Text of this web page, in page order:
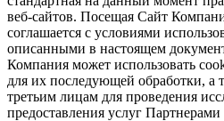
веб-сайтов. Посещая Сайт
соглашается с условиями
описанными в настоящем
Компания может использовать
для их последующей обработки, а
третьим лицам для проведения
предоставления услуг